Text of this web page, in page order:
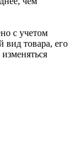
с учетом
вид товара, его